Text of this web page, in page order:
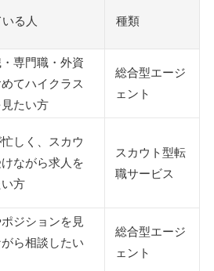
サルの転職におすすめの転職エージ
ル業界に転職できますか？
悔しやすいのはどんな人ですか？
職エージェントの特徴は？
持っていると有利になる資格はあり
とめ
る人 種類
専門職・外資
てハイクラス
たい方
総合型エージ
ェント
しく、スカウ
けながら求人を
方
スカウト型転
職サービス
ジションを見
ら相談したい
総合型エージ
ェント